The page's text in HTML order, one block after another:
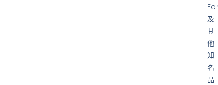
及
其
他
知
名
品